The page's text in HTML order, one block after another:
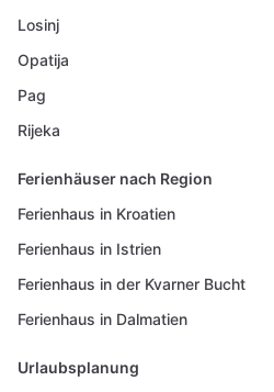
Losinj
Opatija
Pag
Rijeka
Ferienhäuser nach Region
Ferienhaus in Kroatien
Ferienhaus in Istrien
Ferienhaus in der Kvarner Bucht
Ferienhaus in Dalmatien
Urlaubsplanung